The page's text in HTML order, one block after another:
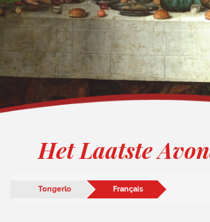
Het Laatste
Tongerlo Français